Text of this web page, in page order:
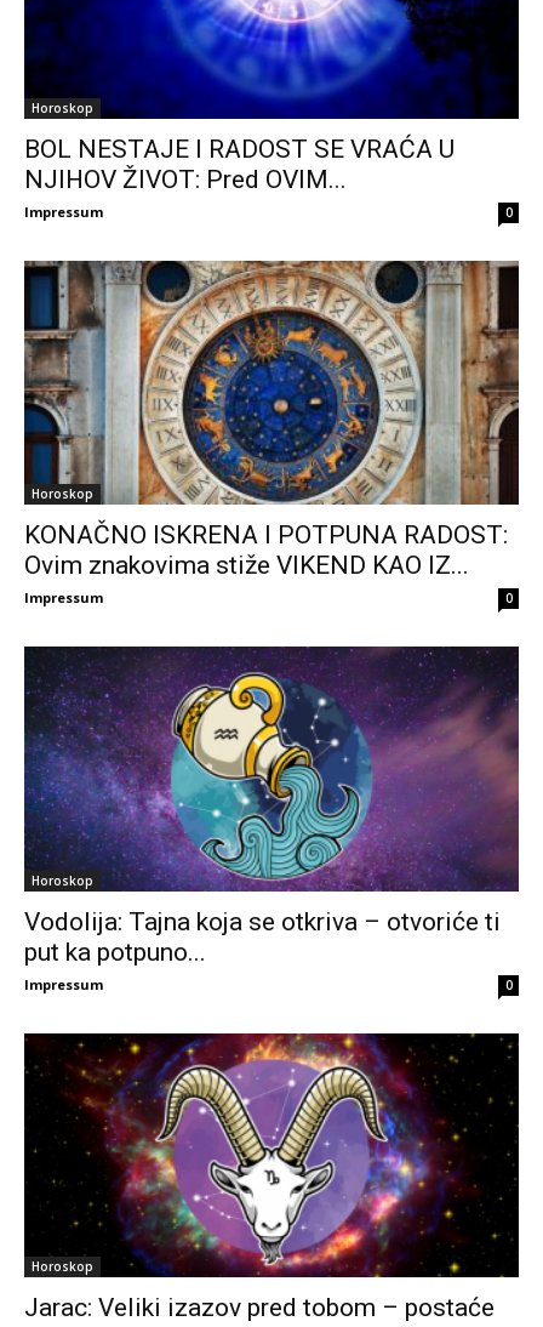
Horoskop
BOL NESTAJE I RADOST SE VRAĆA U
NJIHOV ŽIVOT: Pred OVIM...
Impressum 0
Horoskop
KONAČNO ISKRENA I POTPUNA RADOST:
Ovim znakovima stiže VIKEND KAO IZ...
Impressum 0
Horoskop
Vodolija: Tajna koja se otkriva – otvoriće ti
put ka potpuno...
Impressum 0
Horoskop
Jarac: Veliki izazov pred tobom – postaće